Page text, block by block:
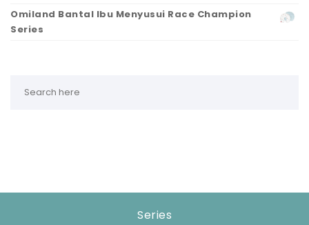
Omiland Bantal Ibu Menyusui Race Champion
Series
Series